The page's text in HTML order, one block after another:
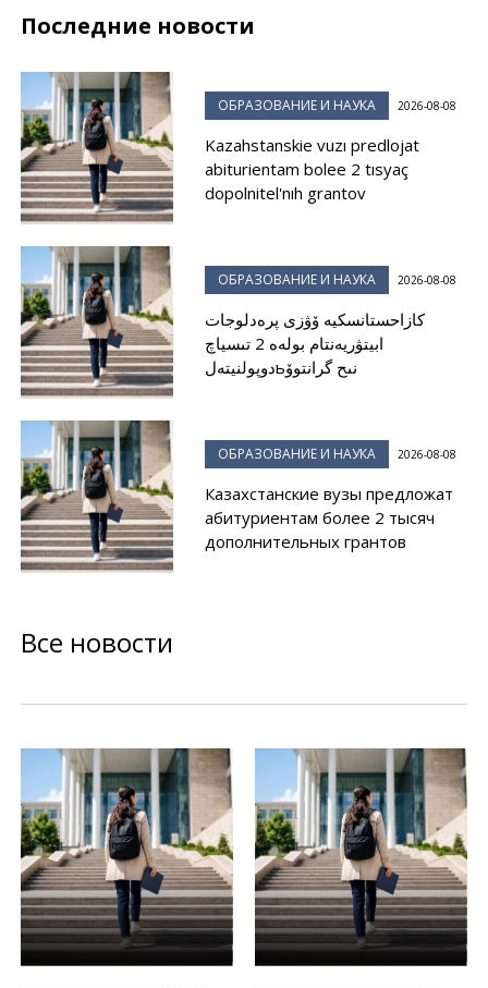
Последние новости
ОБРАЗОВАНИЕ И НАУКА 2026-08-08
Kazahstanskie vuzı predlojat
abiturientam bolee 2 tısyaç
dopolnitel'nıh grantov
ОБРАЗОВАНИЕ И НАУКА 2026-08-08
كازاحستانسكيە ۆۋزى پرەدلوجات
ابيتۋريەنتام بولەە 2 تىسياچ
دوپولنيتەلьنىح گرانتوۆ
ОБРАЗОВАНИЕ И НАУКА 2026-08-08
Казахстанские вузы предложат
абитуриентам более 2 тысяч
дополнительных грантов
Все новости